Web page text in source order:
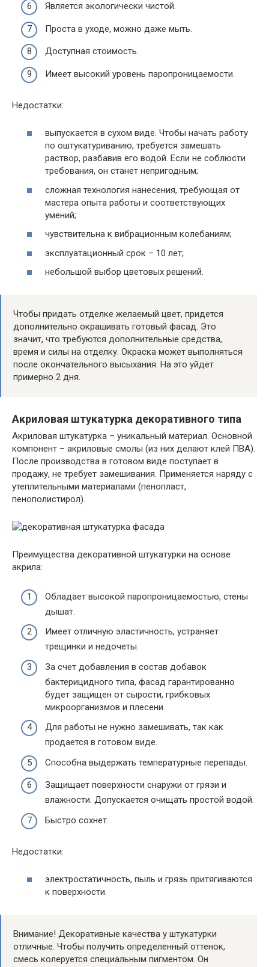
Является экологически чистой.
Проста в уходе, можно даже мыть.
Доступная стоимость.
Имеет высокий уровень паропроницаемости.
Недостатки:
выпускается в сухом виде. Чтобы начать работу
по оштукатуриванию, требуется замешать
раствор, разбавив его водой. Если не соблюсти
требования, он станет непригодным;
сложная технология нанесения, требующая от
мастера опыта работы и соответствующих
умений;
чувствительна к вибрационным колебаниям;
эксплуатационный срок – 10 лет;
небольшой выбор цветовых решений.
Чтобы придать отделке желаемый цвет, придется
дополнительно окрашивать готовый фасад. Это
значит, что требуются дополнительные средства,
время и силы на отделку. Окраска может выполняться
после окончательного высыхания. На это уйдет
примерно 2 дня.
Акриловая штукатурка декоративного типа
Акриловая штукатурка – уникальный материал. Основной
компонент – акриловые смолы (из них делают клей ПВА).
После производства в готовом виде поступает в
продажу, не требует замешивания. Применяется наряду с
утеплительными материалами (пенопласт,
пенополистирол).
Преимущества декоративной штукатурки на основе
акрила:
Обладает высокой паропроницаемостью, стены
дышат.
Имеет отличную эластичность, устраняет
трещинки и недочеты.
За счет добавления в состав добавок
бактерицидного типа, фасад гарантированно
будет защищен от сырости, грибковых
микроорганизмов и плесени.
Для работы не нужно замешивать, так как
продается в готовом виде.
Способна выдержать температурные перепады.
Защищает поверхности снаружи от грязи и
влажности. Допускается очищать простой водой.
Быстро сохнет.
Недостатки:
электростатичность, пыль и грязь притягиваются
к поверхности.
Внимание! Декоративные качества у штукатурки
отличные. Чтобы получить определенный оттенок,
смесь колеруется специальным пигментом. Он